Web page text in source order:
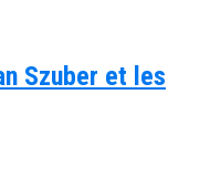
Szuber et les